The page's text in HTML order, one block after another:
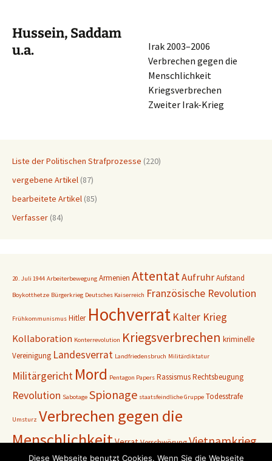
Hussein, Saddam
u.a.
Irak 2003–2006
Verbre­chen gegen die
Menschlichkeit
Kriegsverbrechen
Zweiter Irak-Krieg
Liste der Politischen Strafprozesse (220)
vergebene Artikel (87)
bearbeitete Artikel (85)
Verfasser (84)
20. Juli 1944 Arbeiterbewegung Armenien AttentatAufruhrAufstand
Boykotthetze Bürgerkrieg Deutsches Kaiserreich Französische Revolution
Frühkommunismus Hitler Hochverrat Kalter Krieg
Kollaboration Konterrevolution Kriegsverbrechen kriminelle
Vereinigung Landesverrat Landfriedensbruch Militärdiktatur
Militärgericht Mord Pentagon Papers RassismusRechtsbeugung
Revolution Sabotage Spionage staatsfeindliche Gruppe Todesstrafe
Umsturz Verbrechen gegen die
MenschlichkeitVerratVerschwörungVietnamkrieg
Diese Webseite benutzt Cookies. Wenn Sie die Webseite